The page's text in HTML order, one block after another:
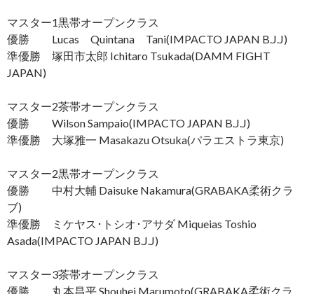
マスター1黒帯オープンクラス
優勝 Lucas Quintana Tani(IMPACTO JAPAN B.J.J)
準優勝 塚田市太郎 Ichitaro Tsukada(DAMM FIGHT
JAPAN)
マスター2茶帯オープンクラス
優勝 Wilson Sampaio(IMPACTO JAPAN B.J.J)
準優勝 大塚雅一 Masakazu Otsuka(パラエストラ東京)
マスター2黒帯オープンクラス
優勝 中村大輔 Daisuke Nakamura(GRABAKA柔術クラ
ブ)
準優勝 ミケヤス･トシオ･アサダ Miqueias Toshio
Asada(IMPACTO JAPAN B.J.J)
マスター3茶帯オープンクラス
優勝 丸本昌平 Shouhei Marumoto(GRABAKA柔術クラ